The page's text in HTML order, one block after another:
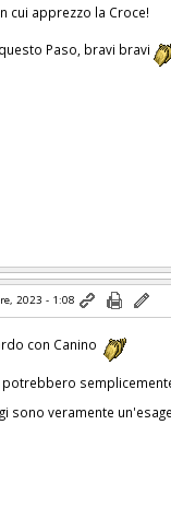
cui apprezzo la Croce!
Paso, bravi bravi
2023 - 1:08
con Canino
potrebbero
sono veramente